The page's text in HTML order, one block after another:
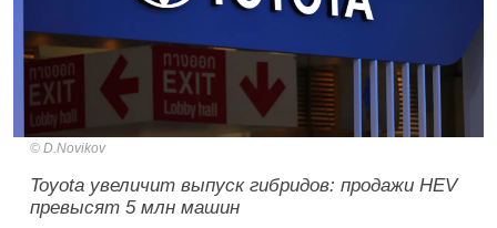
D.Novikov
Toyota увеличит выпуск гибридов: продажи HEV
превысят 5 млн машин